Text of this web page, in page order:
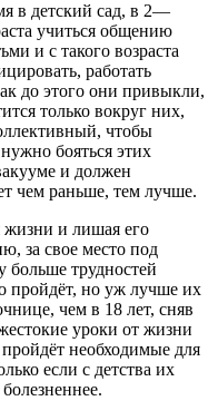
в детский сад, в 2—
учиться общению
и с такого возраста
работать
до этого они привыкли,
только вокруг них,
чтобы
бояться этих
и должен
чем раньше, тем лучше.
жизни и лишая его
за свое место под
больше трудностей
пройдёт, но уж лучше их
чем в 18 лет, сняв
уроки от жизни
необходимые для
если с детства их